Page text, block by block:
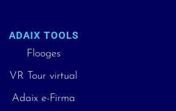
ADAIX TOOLS
Flooges
VR Tour virtual
Adaix e-Firma